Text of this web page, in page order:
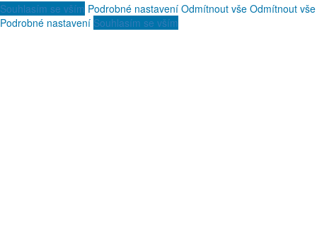
Souhlasím se vším Podrobné nastavení Odmítnout vše Odmítnout vše
Podrobné nastavení Souhlasím se vším